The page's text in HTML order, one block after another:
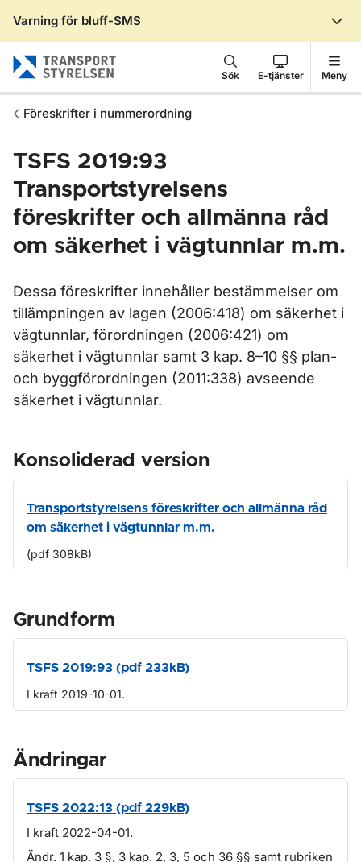
Varning för bluff-SMS
Sök E-tjänster Meny
Föreskrifter i nummerordning
TSFS 2019:93
Transportstyrelsens
föreskrifter och allmänna råd
om säkerhet i vägtunnlar m.m.
Dessa föreskrifter innehåller bestämmelser om
tillämpningen av lagen (2006:418) om säkerhet i
vägtunnlar, förordningen (2006:421) om
säkerhet i vägtunnlar samt 3 kap. 8–10 §§ plan-
och byggförordningen (2011:338) avseende
säkerhet i vägtunnlar.
Konsoliderad version
Transportstyrelsens föreskrifter och allmänna råd
om säkerhet i vägtunnlar m.m.
(pdf 308kB)
Grundform
TSFS 2019:93 (pdf 233kB)
I kraft 2019-10-01.
Ändringar
TSFS 2022:13 (pdf 229kB)
I kraft 2022-04-01.
Ändr. 1 kap. 3 §, 3 kap. 2, 3, 5 och 36 §§ samt rubriken